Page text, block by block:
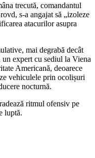
trecută, comandantul
s-a angajat să „izoleze
atacurilor asupra
mai degrabă decât
expert cu sediul la Viena
Americană, deoarece
vehiculele prin ocolișuri
nocturnă.
ritmul ofensiv pe
luptă.